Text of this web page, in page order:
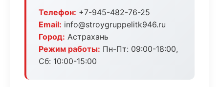
Телефон: +7-945-482-76-25
Email: info@stroygruppelitk946.ru
Город: Астрахань
Режим работы: Пн-Пт: 09:00-18:00,
Сб: 10:00-15:00